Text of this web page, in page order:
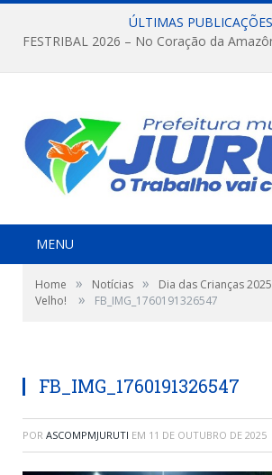
ÚLTIMAS
MENU
Home » Notícias »
Dia das Crianças
Velho!
» FB_IMG_1760191326547
FB_IMG_1760191326547
POR ASCOMPMJURUTI EM 11 DE OUTUBRO DE 2025